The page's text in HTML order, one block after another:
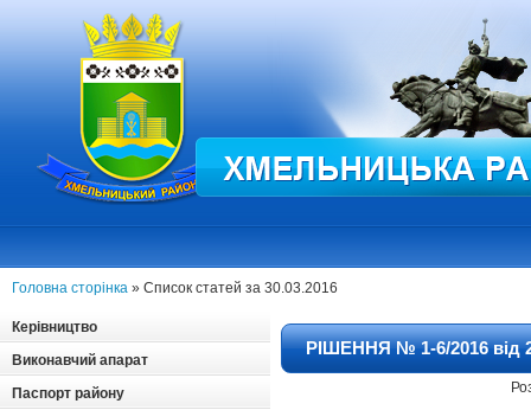
Головна сторінка » Список статей за 30.03.2016
Керівництво
Виконавчий апарат
Паспорт району
РІШЕННЯ № 1-6/2016 від